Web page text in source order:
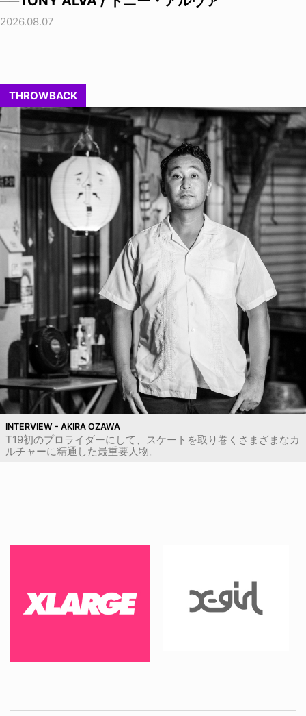
2026.08.07
THROWBACK
INTERVIEW - AKIRA OZAWA
T19初のプロライダーにして、スケートを取り巻くさまざまなカ
ルチャーに精通した最重要人物。